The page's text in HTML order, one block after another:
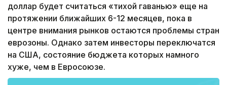
доллар будет считаться «тихой гаванью» еще на
протяжении ближайших 6-12 месяцев, пока в
центре внимания рынков остаются проблемы стран
еврозоны. Однако затем инвесторы переключатся
на США, состояние бюджета которых намного
хуже, чем в Евросоюзе.